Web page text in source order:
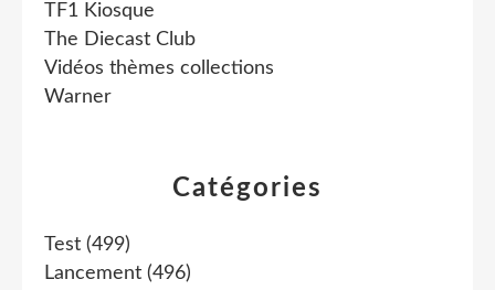
Catégories
Test (499)
Lancement (496)
TF1 Kiosque
The Diecast Club
Vidéos thèmes collections
Warner